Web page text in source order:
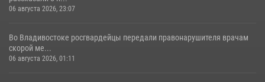
06 августа 2026, 23:07
Во Владивостоке росгвардейцы передали правонарушителя врачам
скорой ме...
06 августа 2026, 01:11